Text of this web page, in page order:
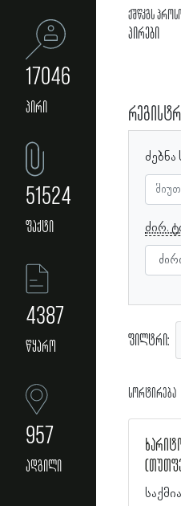
17046
პირი
51524
ფაქტი
4387
წყარო
957
ადგილი
ქშწკგს
პირები
ძირ.
ფილტრი:
სორტირება